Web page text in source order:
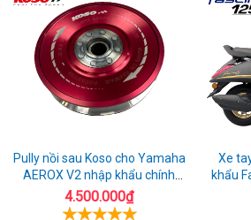
Pully nồi sau Koso cho Yamaha
AEROX V2 nhập khẩu chính
hãng
4.500.000₫
Xe
khẩu